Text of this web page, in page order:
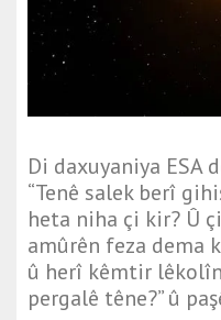
Di daxuyaniya ESA
“Tenê salek berî
heta niha çi kir? Û
amûrên feza dema
û herî kêmtir
pergalê têne?” û